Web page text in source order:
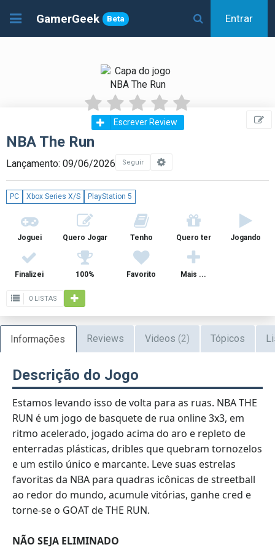
GamerGeek Beta Entrar
Escrever Review
NBA The Run
Lançamento: 09/06/2026 Seguir
PC Xbox Series X/S PlayStation 5
Joguei Quero Jogar Tenho Quero ter Jogando
Finalizei 100% Favorito Mais ...
0 LISTAS
Informações Reviews Videos (2) Tópicos
Descrição do Jogo
Estamos levando isso de volta para as ruas. NBA THE
RUN é um jogo de basquete de rua online 3x3, em
ritmo acelerado, jogado acima do aro e repleto de
enterradas plásticas, dribles que quebram tornozelos
e um estilo único e marcante. Leve suas estrelas
favoritas da NBA para quadras icônicas de streetball
ao redor do mundo, acumule vitórias, ganhe cred e
torne-se o GOAT de THE RUN.
NÃO SEJA ELIMINADO